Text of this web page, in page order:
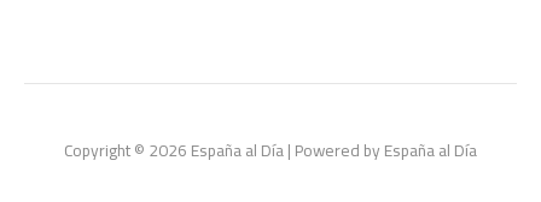
Copyright © 2026 España al Día | Powered by España al Día